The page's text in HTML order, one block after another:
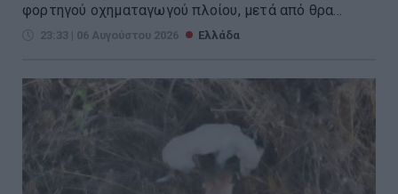
φορτηγού οχηματαγωγού πλοίου, μετά από θρα...
23:33 | 06 Αυγούστου 2026 Ελλάδα